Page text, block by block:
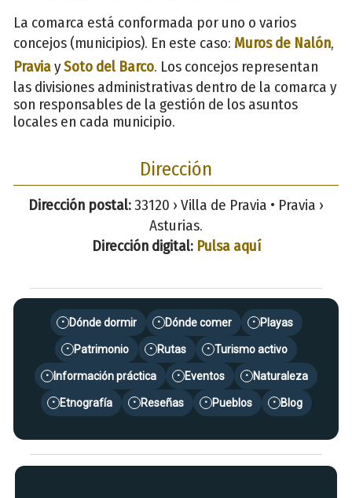
La comarca está conformada por uno o varios
concejos (municipios). En este caso: Muros de Nalón,
PraviaySoto del Barco. Los concejos representan
las divisiones administrativas dentro de la comarca y
son responsables de la gestión de los asuntos
locales en cada municipio.
Dirección
Dirección postal:33120 › Villa de Pravia • Pravia ›
Asturias.
Dirección digital: Pulsa aquí
• Dónde dormir • Dónde comer • Playas
• Patrimonio • Rutas • Turismo activo
• Información práctica • Eventos • Naturaleza
• Etnografía • Reseñas • Pueblos • Blog